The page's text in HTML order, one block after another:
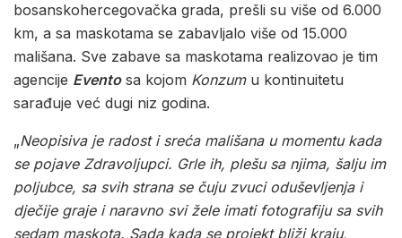
bosanskohercegovačka grada, prešli su više od 6.000
km, a sa maskotama se zabavljalo više od 15.000
mališana. Sve zabave sa maskotama realizovao je tim
agencije Eventosa kojom Konzumu kontinuitetu
sarađuje već dugi niz godina.
„Neopisiva je radost i sreća mališana u momentu kada
se pojave Zdravoljupci. Grle ih, plešu sa njima, šalju im
poljubce, sa svih strana se čuju zvuci oduševljenja i
dječije graje i naravno svi žele imati fotografiju sa svih
sedam maskota. Sada kada se projekt bliži kraju,